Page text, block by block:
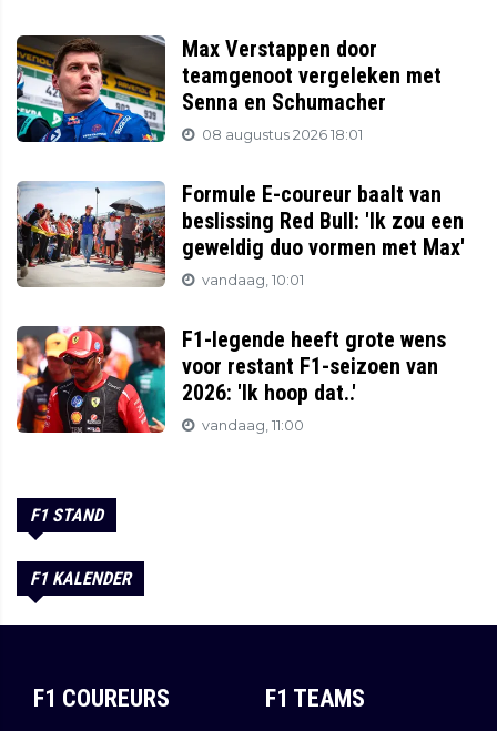
Max Verstappen door
teamgenoot vergeleken met
Senna en Schumacher
08 augustus 2026 18:01
Formule E-coureur baalt van
beslissing Red Bull: 'Ik zou een
geweldig duo vormen met Max'
vandaag, 10:01
F1-legende heeft grote wens
voor restant F1-seizoen van
2026: 'Ik hoop dat..'
vandaag, 11:00
F1 STAND
F1 KALENDER
F1 COUREURS F1 TEAMS